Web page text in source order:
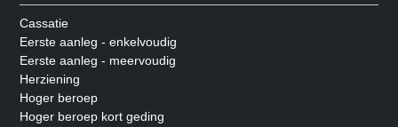
Cassatie
Eerste aanleg - enkelvoudig
Eerste aanleg - meervoudig
Herziening
Hoger beroep
Hoger beroep kort geding